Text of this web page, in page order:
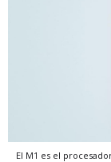
El M1 es el